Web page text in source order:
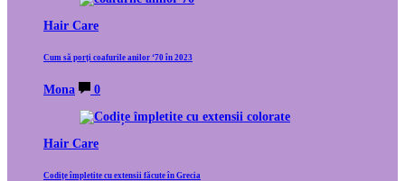
Hair Care
Cum să porți coafurile anilor ‘70 în 2023
Mona 0
Hair Care
Codițe împletite cu extensii făcute în Grecia